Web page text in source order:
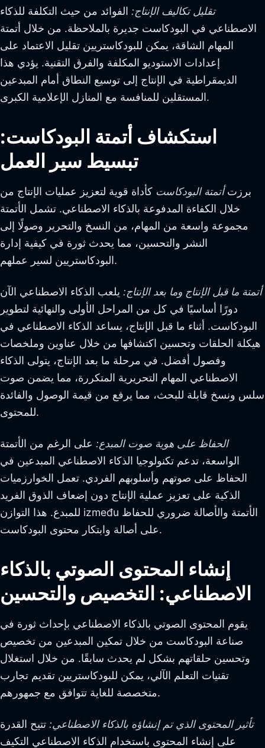
تقليل تكاليف الإنتاج: الفوائد من حيث التكلفة للذكاء
الاصطناعي في البودكاست جديرة بالملاحظة. من خلال أتمتة
المهام الشاقة، يمكن للبودكاستريين تقليل الاعتماد على
إعدادات الاستوديو المكلفة والفرق التقنية. يؤدي هذا
الديمقراطية في الإنتاج إلى توسيع النطاق أمام المبدعين
المستقلين للمنافسة مع المنازل الإعلامية الكبرى.
استكشاف أتمتة البودكاست:
تبسيط سير العمل
برزتأتمتة البودكاست كأداة قوية لتعزيز عمليات الإنتاج من
خلال الكفاءة المدفوعة بالذكاء الاصطناعي. تشمل الأتمتة
مجموعة واسعة من المهام، من النسخ والتحرير وصولًا إلى
النشر والتحسين، مما يحدث ثورة في كيفية إدارة
البودكاستريين لسير عملهم.
أتمتة ما قبل الإنتاج وما بعد الإنتاج: يلعب الذكاء الاصطناعي الآن
دورًا أساسيًا في كل من المراحل الأولى والنهائية لتطوير
البودكاست. أثناء ما قبل الإنتاج، يساعد الذكاء الاصطناعي في
هيكلة الحلقات وتحسين اكتشافها من خلال عناوين وملخصات
وفصول أفضل. في مرحلة ما بعد الإنتاج، يتولى الذكاء
الاصطناعي المهام التحريرية المتكررة، مما يضمن صوت
سلس ونسخ قابلة للبحث، مما يرفع من قيمة الوصول والفائدة
للمحتوى.
الحفاظ على هوية صوت المبدع: على الرغم من الأتمتة
الواسعة، تدعم تكنولوجيا الذكاء الاصطناعي المبدعين في
الحفاظ على صوتهم وأسلوبهم الفردي. تعمل الخوارزميات
الذكية على تعزيز عملية الإنتاج دون إضعاف الذوق الفريد
للمبدع. هذا التوازن između الأتمتة والأصالة ضروري للحفاظ
على أصالة وابتكار محتوى البودكاست.
إنشاء المحتوى الصوتي بالذكاء
الاصطناعي: التخصيص والتحسين
يقوم المحتوى الصوتي بالذكاء الاصطناعي بإحداث ثورة في
صناعة البودكاست من خلال تمكين المبدعين من تخصيص
وتحسين حلقاتهم بشكل لم يحدث سابقًا. من خلال استغلال
تقنيات التعلم الآلي، يمكن للبودكاستريين تقديم تجارب
متخصصة للغاية تتوافق مع جمهورهم.
تأثير المحتوى الذي تم إنشاؤه بالذكاء الاصطناعي: تتيح القدرة
على إنشاء المحتوى باستخدام الذكاء الاصطناعي التكيف